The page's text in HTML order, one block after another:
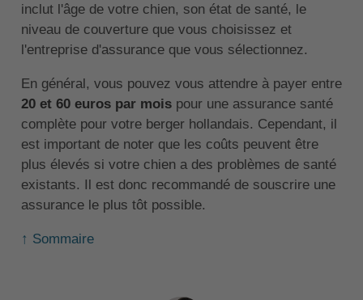
inclut l'âge de votre chien, son état de santé, le
niveau de couverture que vous choisissez et
l'entreprise d'assurance que vous sélectionnez.
En général, vous pouvez vous attendre à payer entre
20 et 60 euros par moispour une assurance santé
complète pour votre berger hollandais. Cependant, il
est important de noter que les coûts peuvent être
plus élevés si votre chien a des problèmes de santé
existants. Il est donc recommandé de souscrire une
assurance le plus tôt possible.
↑ Sommaire